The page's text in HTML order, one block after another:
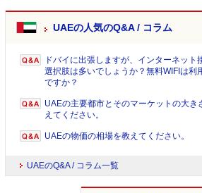
UAEの人気のQ&A / コラム
ドバイに出張しますが、インターネット
選択肢は多いでしょうか？無料WIFIは利
ですか？
UAEの主要都市とそのマーケットの大き
えてください。
UAEの物価の相場を教えてください。
UAEのQ&A / コラム一覧